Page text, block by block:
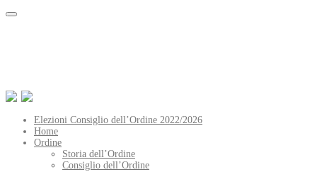
Elezioni Consiglio dell’Ordine 2022/2026
Home
Ordine
Storia dell’Ordine
Consiglio dell’Ordine